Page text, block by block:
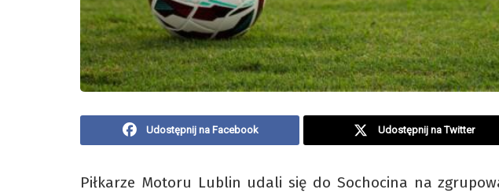
Udostępnij na Facebook Udostępnij na Twitter
Piłkarze Motoru Lublin udali się do Sochocina na